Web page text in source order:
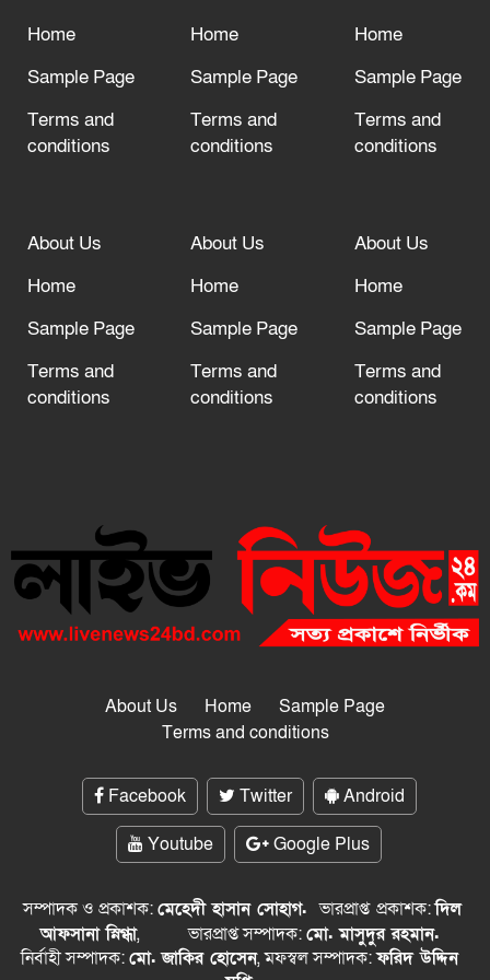
দরজা খোলা রেখেছেন
Home
Sample Page
Terms and
conditions
Home
Sample Page
Terms and
conditions
Home
Sample Page
Terms and
conditions
About Us
Home
Sample Page
Terms and
conditions
About Us
Home
Sample Page
Terms and
conditions
About Us
Home
Sample Page
Terms and
conditions
About Us Home
Sample Page
Terms and conditions
Facebook Twitter
Android
Youtube
Google Plus
সম্পাদক ও প্রকাশক:মেহেদী হাসান সোহাগ.ভারপ্রাপ্ত প্রকাশক:দিল
আফসানা স্নিগ্ধা, ভারপ্রাপ্ত সম্পাদক:মো. মাসুদুর রহমান.
নির্বাহী সম্পাদক:মো. জাকির হোসেন, মফস্বল সম্পাদক:ফরিদ উদ্দিন